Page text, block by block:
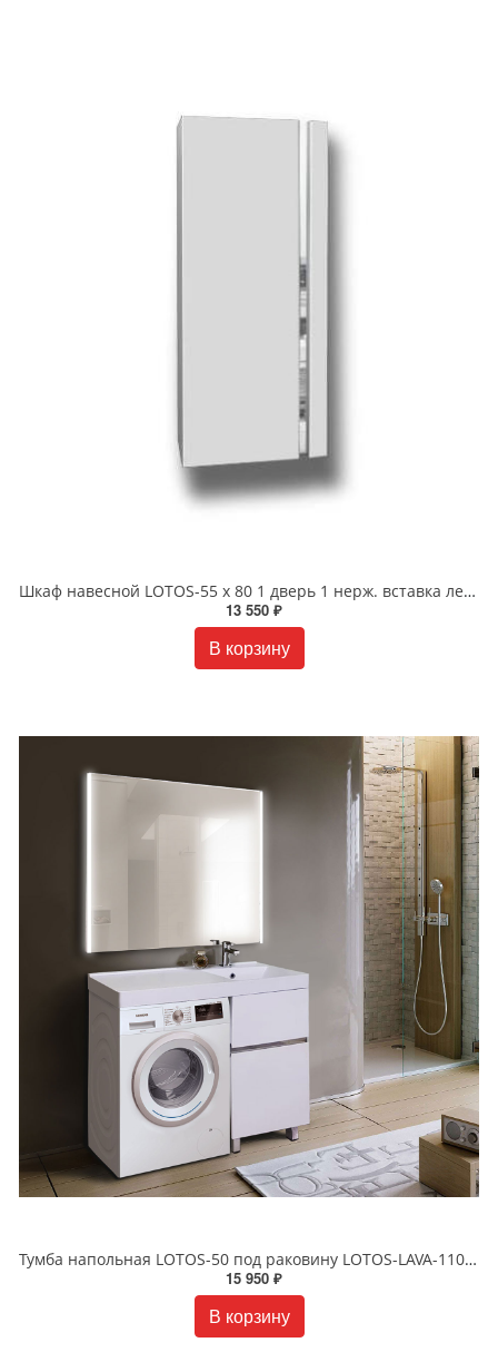
Шкаф навесной LOTOS-55 х 80 1 дверь 1 нерж. вставка левый/правый
13 550 ₽
В корзину
Тумба напольная LOTOS-50 под раковину LOTOS-LAVA-110 белая 85
15 950 ₽
В корзину